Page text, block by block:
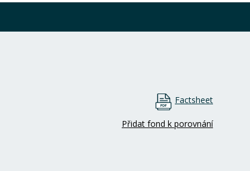
Factsheet
Přidat fond k porovnání